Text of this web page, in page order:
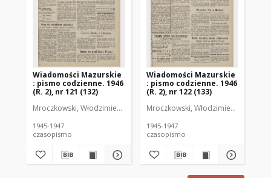
Wiadomości Mazurskie
: pismo codzienne. 1946
(R. 2), nr 121 (132)
Mroczkowski, Włodzimierz (1902-1971). Redaktor
1945-1947
czasopismo
Wiadomości Mazurskie
: pismo codzienne. 1946
(R. 2), nr 122 (133)
Mroczkowski, Włodzimierz (1902-
1945-1947
czasopismo